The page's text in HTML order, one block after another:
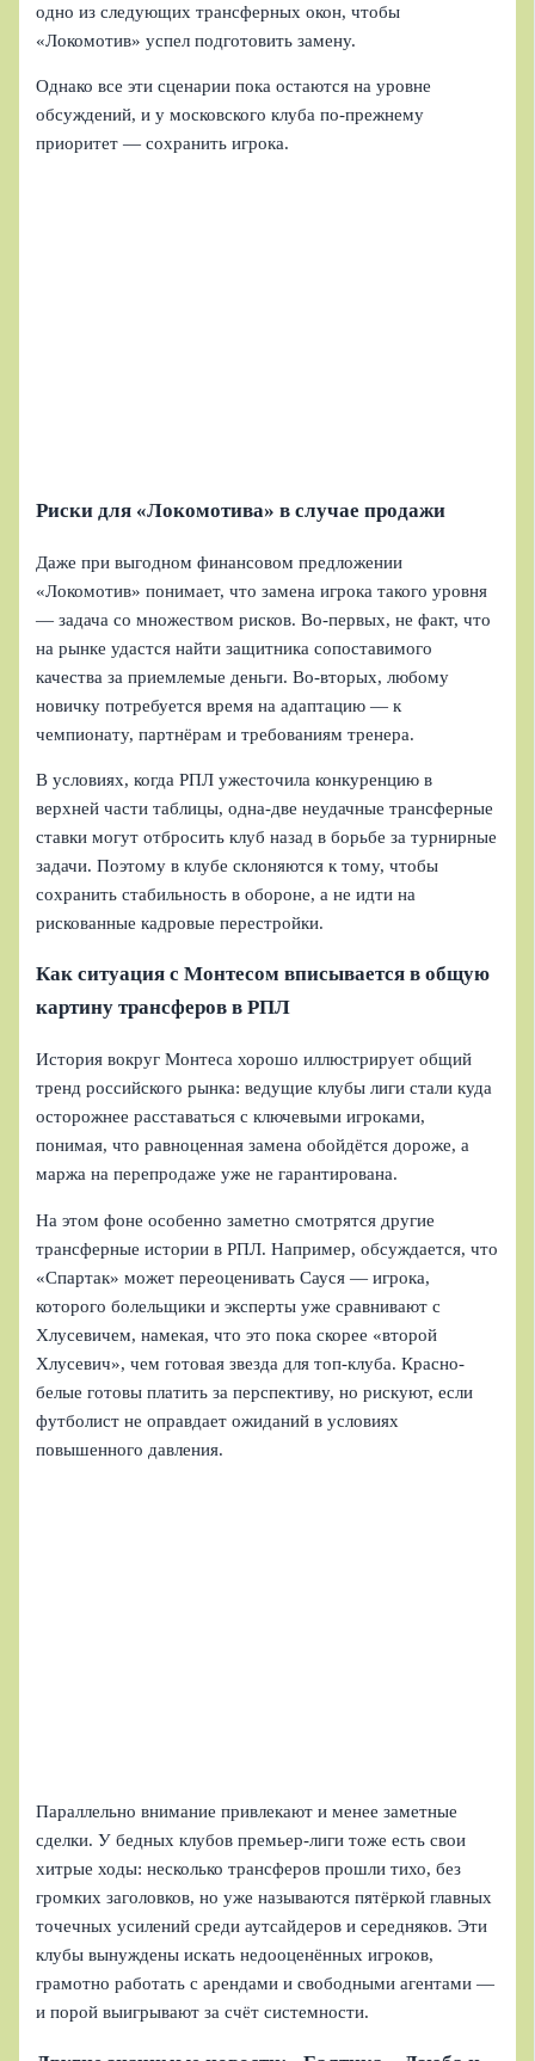
одно из следующих трансферных окон, чтобы
«Локомотив» успел подготовить замену.
Однако все эти сценарии пока остаются на уровне
обсуждений, и у московского клуба по-прежнему
приоритет — сохранить игрока.
Риски для «Локомотива» в случае продажи
Даже при выгодном финансовом предложении
«Локомотив» понимает, что замена игрока такого уровня
— задача со множеством рисков. Во‑первых, не факт, что
на рынке удастся найти защитника сопоставимого
качества за приемлемые деньги. Во‑вторых, любому
новичку потребуется время на адаптацию — к
чемпионату, партнёрам и требованиям тренера.
В условиях, когда РПЛ ужесточила конкуренцию в
верхней части таблицы, одна-две неудачные трансферные
ставки могут отбросить клуб назад в борьбе за турнирные
задачи. Поэтому в клубе склоняются к тому, чтобы
сохранить стабильность в обороне, а не идти на
рискованные кадровые перестройки.
Как ситуация с Монтесом вписывается в общую
картину трансферов в РПЛ
История вокруг Монтеса хорошо иллюстрирует общий
тренд российского рынка: ведущие клубы лиги стали куда
осторожнее расставаться с ключевыми игроками,
понимая, что равноценная замена обойдётся дороже, а
маржа на перепродаже уже не гарантирована.
На этом фоне особенно заметно смотрятся другие
трансферные истории в РПЛ. Например, обсуждается, что
«Спартак» может переоценивать Сауся — игрока,
которого болельщики и эксперты уже сравнивают с
Хлусевичем, намекая, что это пока скорее «второй
Хлусевич», чем готовая звезда для топ-клуба. Красно-
белые готовы платить за перспективу, но рискуют, если
футболист не оправдает ожиданий в условиях
повышенного давления.
Параллельно внимание привлекают и менее заметные
сделки. У бедных клубов премьер-лиги тоже есть свои
хитрые ходы: несколько трансферов прошли тихо, без
громких заголовков, но уже называются пятёркой главных
точечных усилений среди аутсайдеров и середняков. Эти
клубы вынуждены искать недооценённых игроков,
грамотно работать с арендами и свободными агентами —
и порой выигрывают за счёт системности.